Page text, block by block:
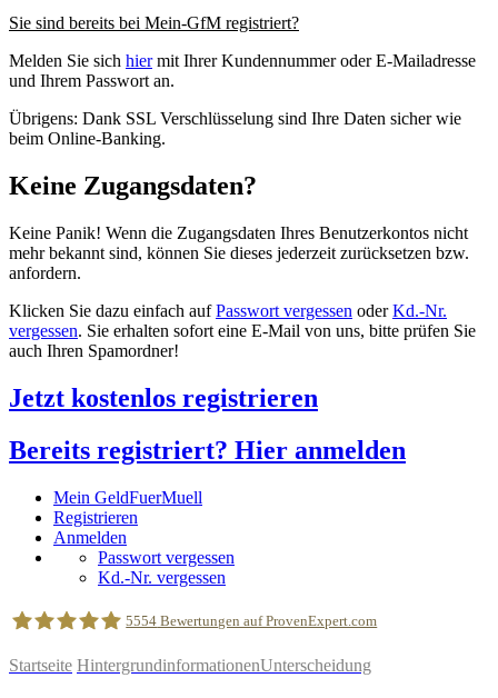
Sie sind bereits bei Mein-GfM registriert?
Melden Sie sich hiermit Ihrer Kundennummer oder E-Mailadresse
und Ihrem Passwort an.
Übrigens: Dank SSL Verschlüsselung sind Ihre Daten sicher wie
beim Online-Banking.
Keine Zugangsdaten?
Keine Panik! Wenn die Zugangsdaten Ihres Benutzerkontos nicht
mehr bekannt sind, können Sie dieses jederzeit zurücksetzen bzw.
anfordern.
Klicken Sie dazu einfach aufPasswort vergessen oderKd.-Nr.
vergessen. Sie erhalten sofort eine E-Mail von uns, bitte prüfen Sie
auch Ihren Spamordner!
Jetzt kostenlos registrieren
Bereits registriert? Hier anmelden
Mein GeldFuerMuell
Registrieren
Anmelden
Passwort vergessen
Kd.-Nr. vergessen
5554 Bewertungen auf ProvenExpert.com
Startseite HintergrundinformationenUnterscheidung